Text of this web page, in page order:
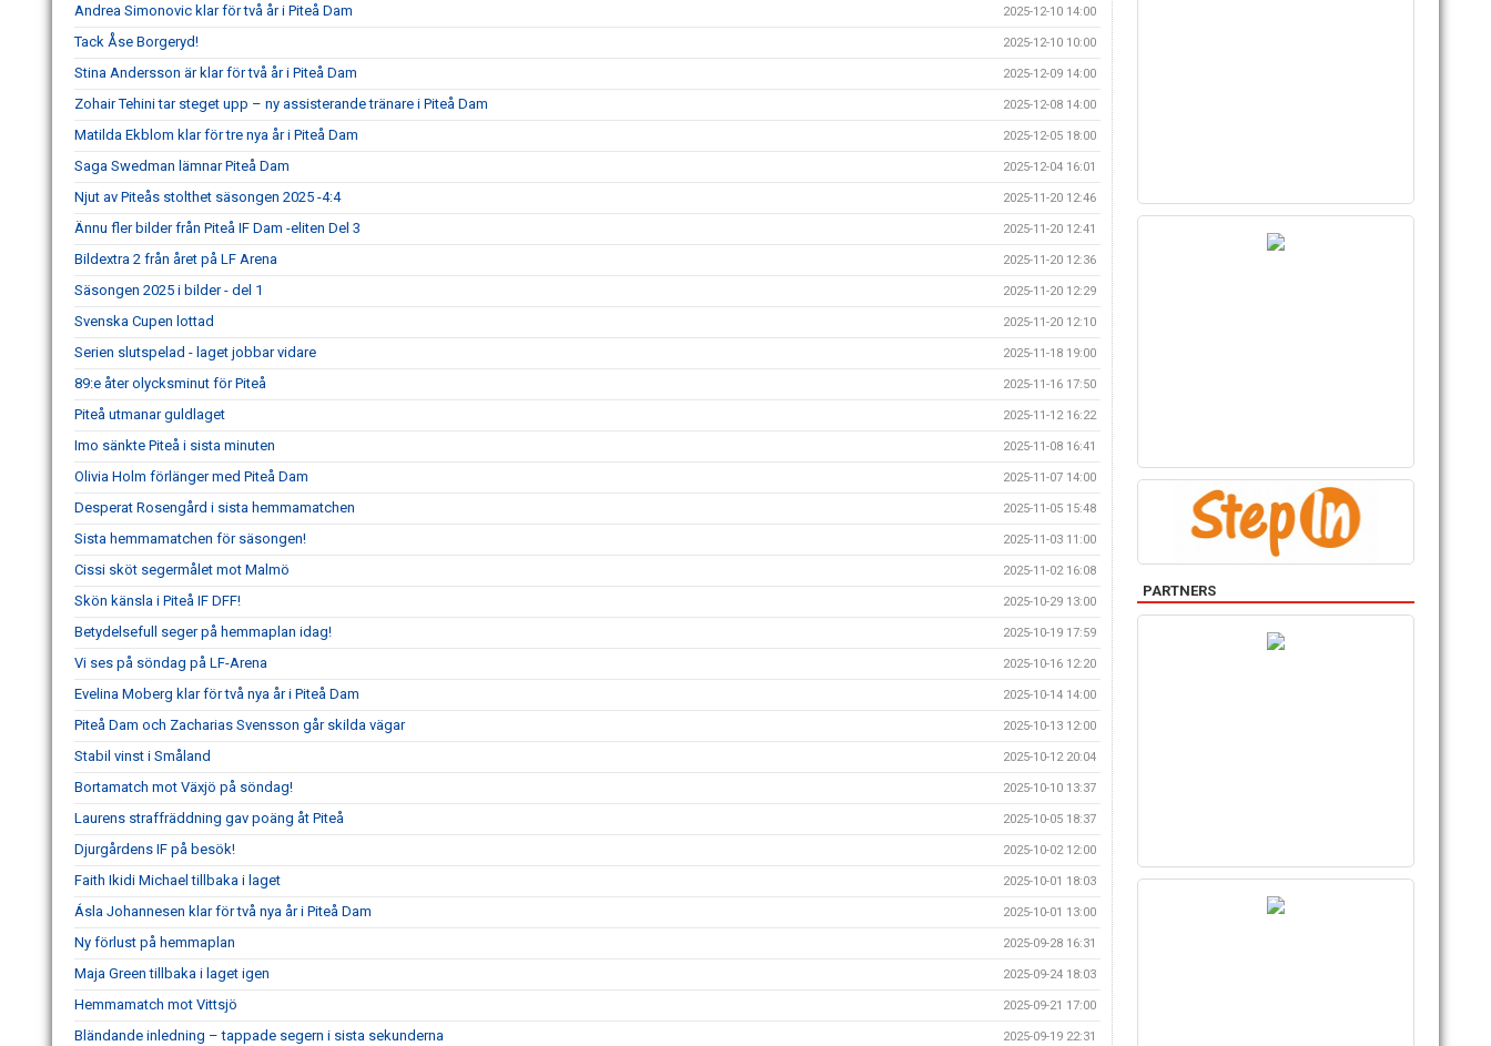
Andrea Simonovic klar för två år i Piteå Dam 2025-12-10 14:00
Tack Åse Borgeryd! 2025-12-10 10:00
Stina Andersson är klar för två år i Piteå Dam 2025-12-09 14:00
Zohair Tehini tar steget upp – ny assisterande tränare i Piteå Dam 2025-12-08 14:00
Matilda Ekblom klar för tre nya år i Piteå Dam 2025-12-05 18:00
Saga Swedman lämnar Piteå Dam 2025-12-04 16:01
Njut av Piteås stolthet säsongen 2025 -4:4 2025-11-20 12:46
Ännu fler bilder från Piteå IF Dam -eliten Del 3 2025-11-20 12:41
Bildextra 2 från året på LF Arena 2025-11-20 12:36
Säsongen 2025 i bilder - del 1 2025-11-20 12:29
Svenska Cupen lottad 2025-11-20 12:10
Serien slutspelad - laget jobbar vidare 2025-11-18 19:00
89:e åter olycksminut för Piteå 2025-11-16 17:50
Piteå utmanar guldlaget 2025-11-12 16:22
Imo sänkte Piteå i sista minuten 2025-11-08 16:41
Olivia Holm förlänger med Piteå Dam 2025-11-07 14:00
Desperat Rosengård i sista hemmamatchen 2025-11-05 15:48
Sista hemmamatchen för säsongen! 2025-11-03 11:00
Cissi sköt segermålet mot Malmö 2025-11-02 16:08
Skön känsla i Piteå IF DFF! 2025-10-29 13:00
Betydelsefull seger på hemmaplan idag! 2025-10-19 17:59
Vi ses på söndag på LF-Arena 2025-10-16 12:20
Evelina Moberg klar för två nya år i Piteå Dam 2025-10-14 14:00
Piteå Dam och Zacharias Svensson går skilda vägar 2025-10-13 12:00
Stabil vinst i Småland 2025-10-12 20:04
Bortamatch mot Växjö på söndag! 2025-10-10 13:37
Laurens straffräddning gav poäng åt Piteå 2025-10-05 18:37
Djurgårdens IF på besök! 2025-10-02 12:00
Faith Ikidi Michael tillbaka i laget 2025-10-01 18:03
Ásla Johannesen klar för två nya år i Piteå Dam 2025-10-01 13:00
Ny förlust på hemmaplan 2025-09-28 16:31
Maja Green tillbaka i laget igen 2025-09-24 18:03
Hemmamatch mot Vittsjö 2025-09-21 17:00
Bländande inledning – tappade segern i sista sekunderna 2025-09-19 22:31
PARTNERS